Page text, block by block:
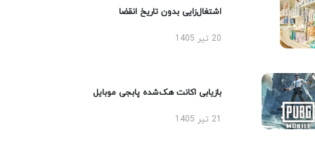
اشتغال‌زایی بدون تاریخ انقضا
20 تیر 1405
بازیابی اکانت هک‌شده پابجی موبایل